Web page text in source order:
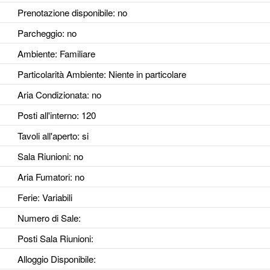
Prenotazione disponibile: no
Parcheggio: no
Ambiente: Familiare
Particolarità Ambiente: Niente in particolare
Aria Condizionata: no
Posti all'interno: 120
Tavoli all'aperto: si
Sala Riunioni: no
Aria Fumatori: no
Ferie: Variabili
Numero di Sale:
Posti Sala Riunioni:
Alloggio Disponibile: